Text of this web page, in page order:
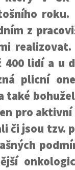
roku.
z
400 lidí a u
plicní
také
pro
či jsou tzv.